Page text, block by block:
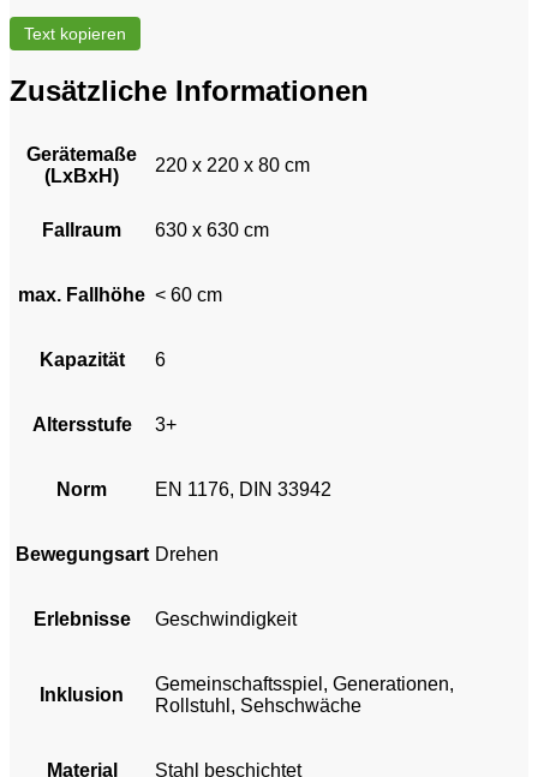
Text kopieren
Zusätzliche Informationen
Gerätemaße
(LxBxH)
220 x 220 x 80 cm
Fallraum 630 x 630 cm
max. Fallhöhe < 60 cm
Kapazität 6
Altersstufe 3+
Norm EN 1176, DIN 33942
Bewegungsart Drehen
Erlebnisse Geschwindigkeit
Inklusion
Gemeinschaftsspiel, Generationen,
Rollstuhl, Sehschwäche
Material Stahl beschichtet